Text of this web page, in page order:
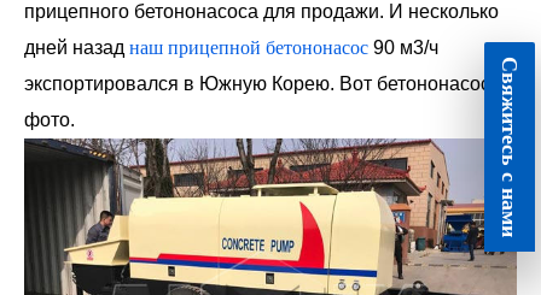
прицепного бетононасоса для продажи. И несколько
дней назад наш прицепной бетононасос 90 м3/ч
экспортировался в Южную Корею. Вот бетононасос
фото.
Свяжитесь с нами